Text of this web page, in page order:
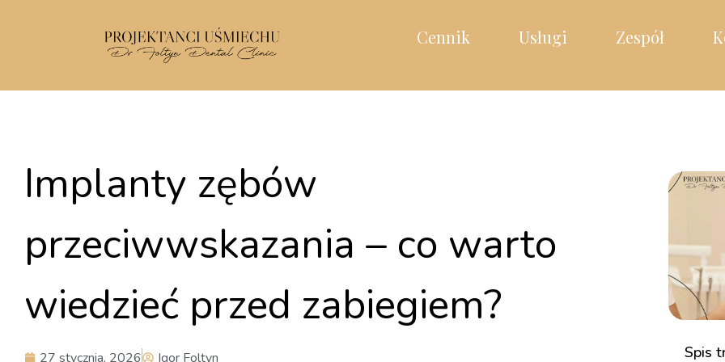
Cennik Usługi Zespół
Implanty zębów
przeciwwskazania – co warto
wiedzieć przed zabiegiem?
27 stycznia, 2026
Igor Foltyn
Spis